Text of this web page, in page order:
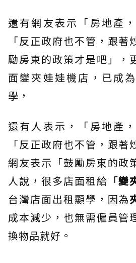
還有網友表示「房地產
「反正政府也不管，跟
勵房東的政策才是吧」，
面變夾娃娃機店，已成
學，
還有人表示，「房地產
「反正政府也不管，跟
網友表示「鼓勵房東的政
人說，很多店面租給「變
台灣店面出租顯學，因為
成本減少，也無需僱員管
換物品就好。